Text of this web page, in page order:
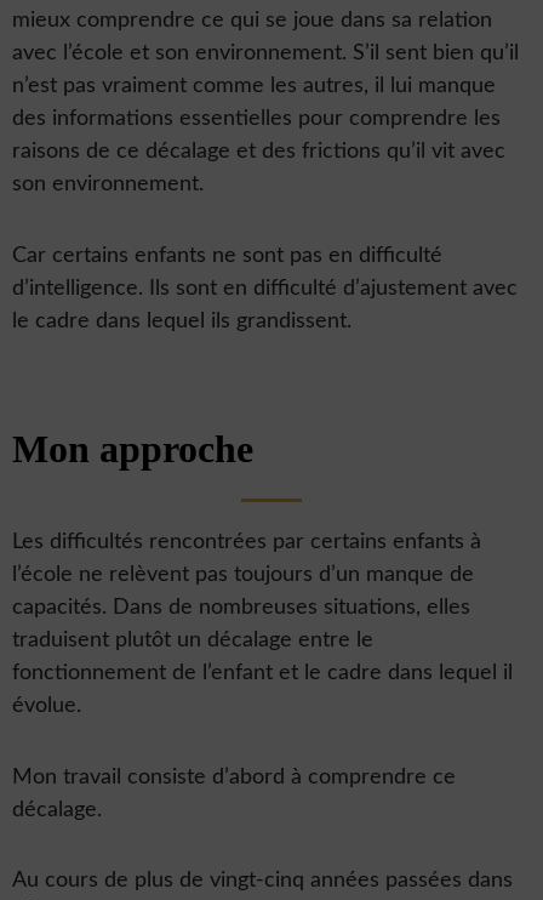
mieux comprendre ce qui se joue dans sa relation
avec l’école et son environnement. S’il sent bien qu’il
n’est pas vraiment comme les autres, il lui manque
des informations essentielles pour comprendre les
raisons de ce décalage et des frictions qu’il vit avec
son environnement.
Car certains enfants ne sont pas en difficulté
d’intelligence. Ils sont en difficulté d’ajustement avec
le cadre dans lequel ils grandissent.
Mon approche
Les difficultés rencontrées par certains enfants à
l’école ne relèvent pas toujours d’un manque de
capacités. Dans de nombreuses situations, elles
traduisent plutôt un décalage entre le
fonctionnement de l’enfant et le cadre dans lequel il
évolue.
Mon travail consiste d’abord à comprendre ce
décalage.
Au cours de plus de vingt-cinq années passées dans